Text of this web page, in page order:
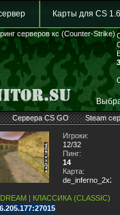
Карты для CS 1.6
серверов кс (Counter-Strike)
Сервера CS GO Steam
Игроки:
12/32
Пинг:
14
Карта:
de_inferno_2x2
| КЛАССИКА (CLASSIC)